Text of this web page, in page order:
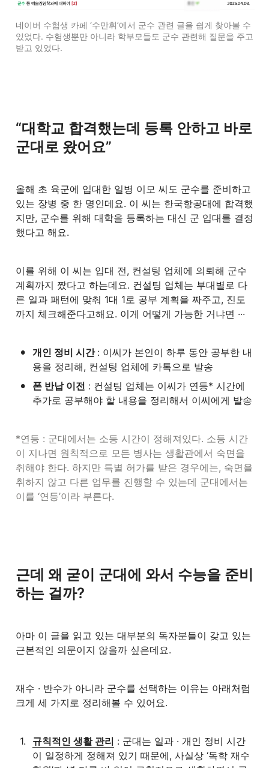
네이버 수험생 카페 ‘수만휘’에서 군수 관련 글을 쉽게 찾아볼 수
있었다. 수험생뿐만 아니라 학부모들도 군수 관련해 질문을 주고
받고 있었다.
“대학교 합격했는데 등록 안하고 바로
군대로 왔어요”
올해 초 육군에 입대한 일병 이모 씨도 군수를 준비하고
있는 장병 중 한 명인데요. 이 씨는 한국항공대에 합격했
지만, 군수를 위해 대학을 등록하는 대신 군 입대를 결정
했다고 해요.
이를 위해 이 씨는 입대 전, 컨설팅 업체에 의뢰해 군수
계획까지 짰다고 하는데요. 컨설팅 업체는 부대별로 다
른 일과 패턴에 맞춰 1대 1로 공부 계획을 짜주고, 진도
까지 체크해준다고해요. 이게 어떻게 가능한 거냐면 ···
• 개인 정비 시간 : 이씨가 본인이 하루 동안 공부한 내
용을 정리해, 컨설팅 업체에 카톡으로 발송
• 폰 반납 이전 : 컨설팅 업체는 이씨가 연등* 시간에
추가로 공부해야 할 내용을 정리해서 이씨에게 발송
*연등 : 군대에서는 소등 시간이 정해져있다. 소등 시간
이 지나면 원칙적으로 모든 병사는 생활관에서 숙면을
취해야 한다. 하지만 특별 허가를 받은 경우에는, 숙면을
취하지 않고 다른 업무를 진행할 수 있는데 군대에서는
이를 ‘연등’이라 부른다.
근데 왜 굳이 군대에 와서 수능을 준비
하는 걸까?
아마 이 글을 읽고 있는 대부분의 독자분들이 갖고 있는
근본적인 의문이지 않을까 싶은데요.
재수 · 반수가 아니라 군수를 선택하는 이유는 아래처럼
크게 세 가지로 정리해볼 수 있어요.
1. 규칙적인 생활 관리 : 군대는 일과 · 개인 정비 시간
이 일정하게 정해져 있기 때문에, 사실상 ‘독학 재수